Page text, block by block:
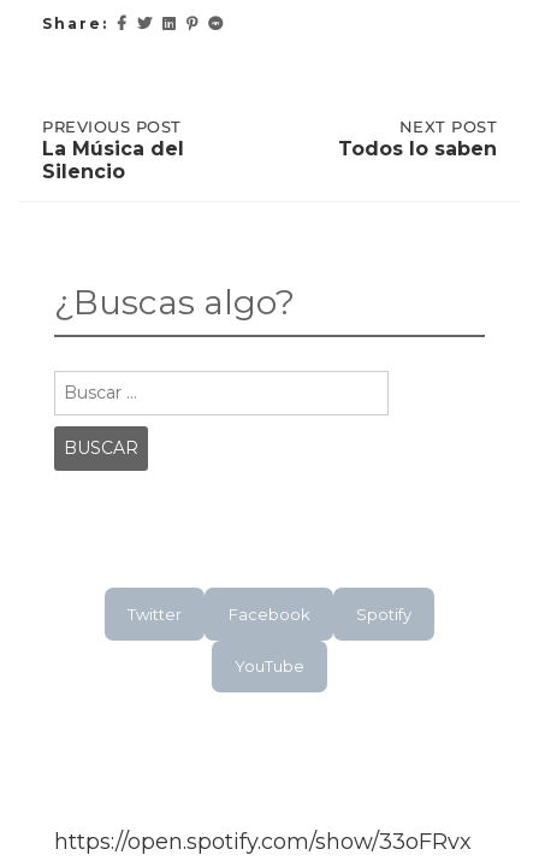
Share:
Post
PREVIOUS
POST:
LA
MÚSICA
PREVIOUS POST
La Música del
Silencio
NEXT POST
Todos lo saben
¿Buscas algo?
Twitter Facebook Spotify
YouTube
https://open.spotify.com/show/33oFRvx